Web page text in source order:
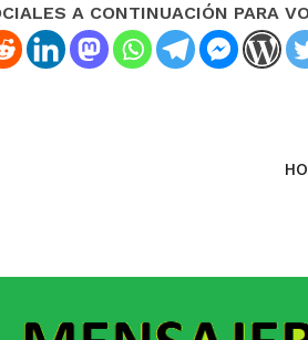
A CONTINUACIÓN PARA